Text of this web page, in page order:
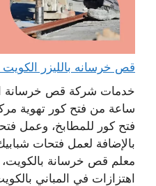
قص خرسانه بالليزر الكويت 65932555 فتح كور تكييف
ساعة من فتح كور تهوية
فتح كور للمطابخ، وعمل
بالإضافة لعمل فتحات
معلم قص خرسانة
اهتزازات في المباني